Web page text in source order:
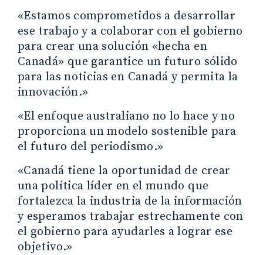
«Estamos comprometidos a desarrollar
ese trabajo y a colaborar con el gobierno
para crear una solución «hecha en
Canadá» que garantice un futuro sólido
para las noticias en Canadá y permita la
innovación.»
«El enfoque australiano no lo hace y no
proporciona un modelo sostenible para
el futuro del periodismo.»
«Canadá tiene la oportunidad de crear
una política líder en el mundo que
fortalezca la industria de la información
y esperamos trabajar estrechamente con
el gobierno para ayudarles a lograr ese
objetivo.»